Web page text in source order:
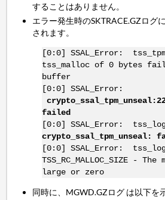
することはありません。
エラー発生時のSKTRACE.GZログ
されます。
[0:0] SSAL_Error:
tss_malloc of 0 bytes
buffer
[0:0] SSAL_Error:
failed
[0:0] SSAL_Error:
crypto_ssal_tpm_unseal:
[0:0] SSAL_Error:
TSS_RC_MALLOC_SIZE -
large or zero
同時に、MGWD.GZログ は以下を